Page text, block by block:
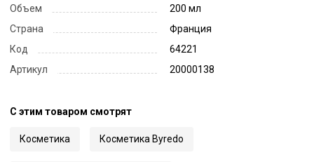
Объем
200 мл
Страна
Франция
Код
64221
Артикул
20000138
С этим товаром смотрят
Косметика Косметика Byredo